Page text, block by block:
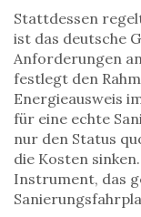
Stattdessen
ist das deutsche
Anforderungen
festlegt den
Energieausweis
für eine echte
nur den Status
die Kosten
Instrument, das